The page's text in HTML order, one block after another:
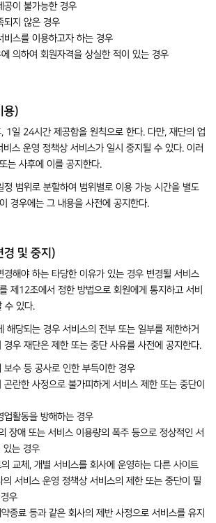
이 불가능한 경우
지 않은 경우
스를 이용하고자 하는 경우
의하여 회원자격을 상실한 적이 있는 경우
용)
1일 24시간 제공함을 원칙으로 한다. 다만, 재단의 업
스 운영 정책상 서비스가 일시 중지될 수 있다. 이러
는 사후에 이를 공지한다.
정 범위로 분할하여 범위별로 이용 가능 시간을 별도
경우에는 그 내용을 사전에 공지한다.
경 및 중지)
경해야 하는 타당한 이유가 있는 경우 변경될 서비스
제12조에서 정한 방법으로 회원에게 통지하고 서비
수 있다.
해당되는 경우 서비스의 전부 또는 일부를 제한하거
경우 재단은 제한 또는 중단 사유를 사전에 공지한다.
수 등 공사로 인한 부득이한 경우
란한 사정으로 불가피하게 서비스 제한 또는 중단이
활동을 방해하는 경우
장애 또는 서비스 이용량의 폭주 등으로 정상적인 서
있는 경우
교체, 개별 서비스를 회사에 운영하는 다른 사이트
서비스 운영 정책상 서비스의 제한 또는 중단이 필
우
종료 등과 같은 회사의 제반 사정으로 서비스를 유지